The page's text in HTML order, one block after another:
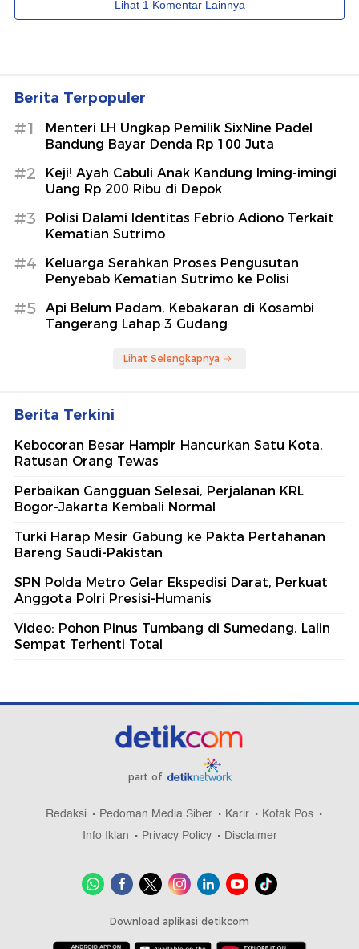
Berita Terpopuler
#1
Menteri LH Ungkap Pemilik SixNine Padel
Bandung Bayar Denda Rp 100 Juta
#2
Keji! Ayah Cabuli Anak Kandung Iming-imingi
Uang Rp 200 Ribu di Depok
#3
Polisi Dalami Identitas Febrio Adiono Terkait
Kematian Sutrimo
#4
Keluarga Serahkan Proses Pengusutan
Penyebab Kematian Sutrimo ke Polisi
#5
Api Belum Padam, Kebakaran di Kosambi
Tangerang Lahap 3 Gudang
Lihat Selengkapnya
Berita Terkini
Kebocoran Besar Hampir Hancurkan Satu Kota,
Ratusan Orang Tewas
Perbaikan Gangguan Selesai, Perjalanan KRL
Bogor-Jakarta Kembali Normal
Turki Harap Mesir Gabung ke Pakta Pertahanan
Bareng Saudi-Pakistan
SPN Polda Metro Gelar Ekspedisi Darat, Perkuat
Anggota Polri Presisi-Humanis
Video: Pohon Pinus Tumbang di Sumedang, Lalin
Sempat Terhenti Total
part of
Redaksi Pedoman Media Siber Karir
Kotak Pos
Info Iklan
Privacy Policy Disclaimer
Download aplikasi detikcom